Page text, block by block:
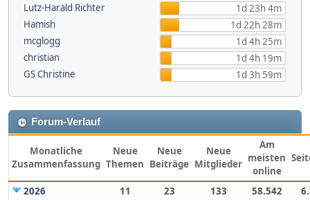
Lutz-Harald Richter
1d 23h 4m
Hamish
1d 22h 28m
mcglogg
1d 4h 25m
christian
1d 4h 19m
GS Christine
1d 3h 59m
Forum-Verlauf
Monatliche
Zusammenfassung
Neue
Themen
Neue
Beiträge
Neue
Mitglieder
Am
meisten
online
2026 11 23 133 58.542